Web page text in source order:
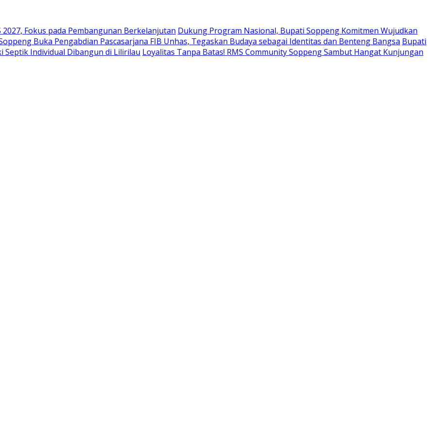
2027, Fokus pada Pembangunan Berkelanjutan Dukung Program Nasional, Bupati Soppeng Komitmen Wujudkan
Buka Pengabdian Pascasarjana FIB Unhas, Tegaskan Budaya sebagai Identitas dan Benteng Bangsa Bupati
Septik Individual Dibangun di Lilirilau Loyalitas Tanpa Batas! RMS Community Soppeng Sambut Hangat Kunjungan